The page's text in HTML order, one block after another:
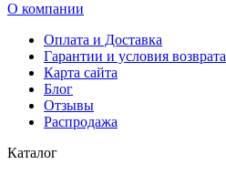
О компании
Оплата и Доставка
Гарантии и условия возврата
Карта сайта
Блог
Отзывы
Распродажа
Каталог